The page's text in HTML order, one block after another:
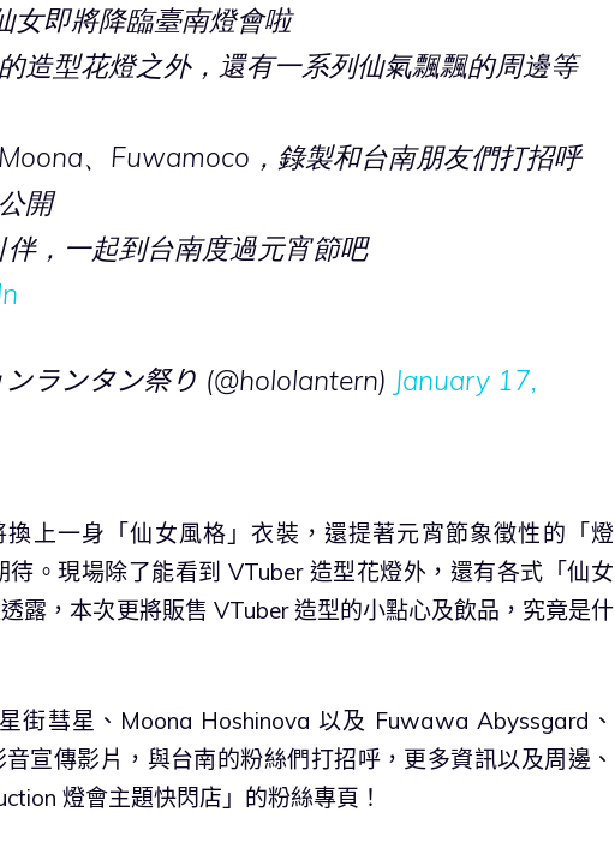
女即將降臨臺南燈會啦
造型花燈之外，還有一系列仙氣飄飄的周邊等
、Fuwamoco，錄製和台南朋友們打招呼
開
，一起到台南度過元宵節吧
ランタン祭り (@hololantern) January 17,
上一身「仙女風格」衣裝，還提著元宵節象徵性的「燈
。現場除了能看到 VTuber 造型花燈外，還有各式「仙女
露，本次更將販售 VTuber 造型的小點心及飲品，究竟是什
街彗星、Moona Hoshinova 以及 Fuwawa Abyssgard、
宣傳影片，與台南的粉絲們打招呼，更多資訊以及周邊、
燈會主題快閃店」的粉絲專頁！